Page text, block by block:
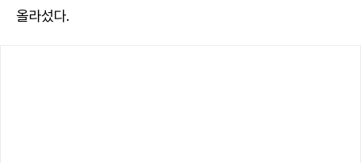
올라섰다.